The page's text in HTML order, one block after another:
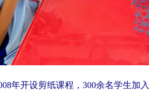
年开设剪纸课程，300余名学生加